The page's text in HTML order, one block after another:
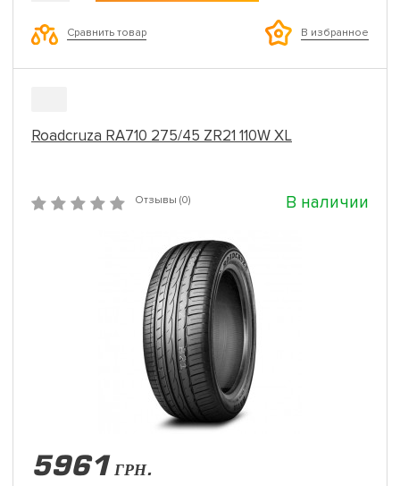
Сравнить товар В избранное
Roadcruza RA710 275/45 ZR21 110W XL
Отзывы (0) В наличии
5961 ГРН.